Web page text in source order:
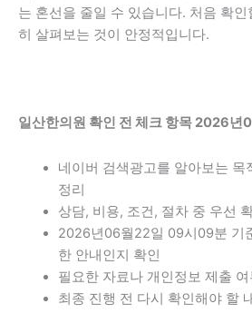
는 혼선을 줄일 수 있습니다. 처음 확
히 살펴보는 것이 안정적입니다.
일산한의원 확인 전 체크 항목 2026
네이버 검색광고를 알아보는 목
정리
상담, 비용, 조건, 절차 중 우선
2026년06월22일 09시09분 기
한 안내인지 확인
필요한 자료나 개인정보 제출 여
최종 진행 전 다시 확인해야 할